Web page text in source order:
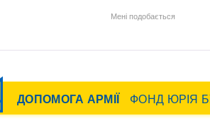
Мені подобається